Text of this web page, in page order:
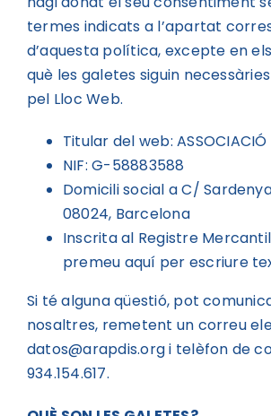
termes indicats a l’apartat
d’aquesta política, excepte en
què les galetes siguin
pel Lloc Web.
Titular del web: ASSOCIACIÓ
NIF: G-58883588
Domicili social a C/
08024, Barcelona
Inscrita al Registre
premeu aquí per escriure
Si té alguna qüestió, pot
nosaltres, remetent un correu
datos@arapdis.org i telèfon de
934.154.617.